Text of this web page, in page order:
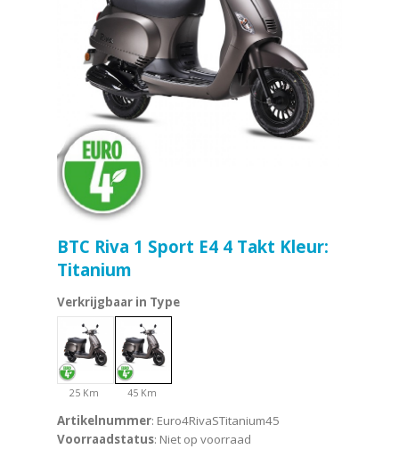
BTC Riva 1 Sport E4 4 Takt Kleur:
Titanium
Verkrijgbaar in Type
25 Km 45 Km
Artikelnummer: Euro4RivaSTitanium45
Voorraadstatus: Niet op voorraad